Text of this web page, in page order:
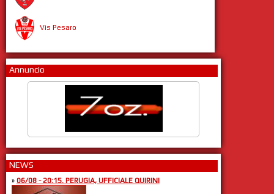
Vis Pesaro
Annuncio
NEWS
» 06/08 - 20:15. PERUGIA, UFFICIALE QUIRINI